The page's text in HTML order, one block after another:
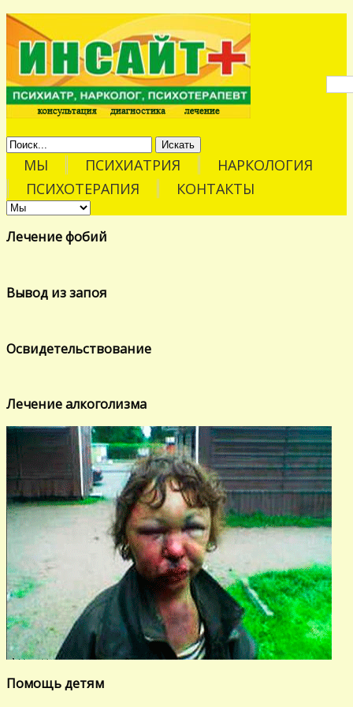
Искать
МЫ ПСИХИАТРИЯ
НАРКОЛОГИЯ
ПСИХОТЕРАПИЯ
КОНТАКТЫ
Лечение фобий
Вывод из запоя
Освидетельствование
Лечение алкоголизма
Помощь детям